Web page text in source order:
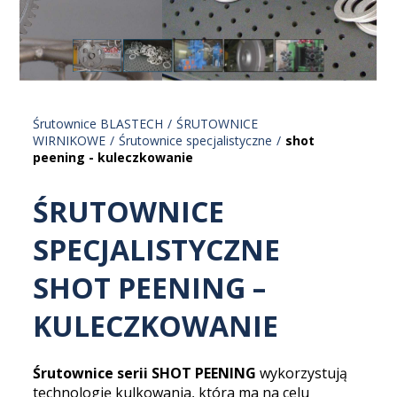
Śrutownice specjalistyczne
KOMPRESORY
Kompresory RS
Kompresory bezolejowe
LINIE TECHNOLOGICZNE
Przygotowanie powierzchni
Transport technologiczny
ZASTOSOWANIE
Śrutownice BLASTECH
ŚRUTOWNICE
WIRNIKOWE
Śrutownice specjalistyczne
shot
peening - kuleczkowanie
ŚRUTOWNICE
SPECJALISTYCZNE
SHOT PEENING –
KULECZKOWANIE
Śrutownice serii SHOT PEENING wykorzystują
technologię kulkowania, która ma na celu